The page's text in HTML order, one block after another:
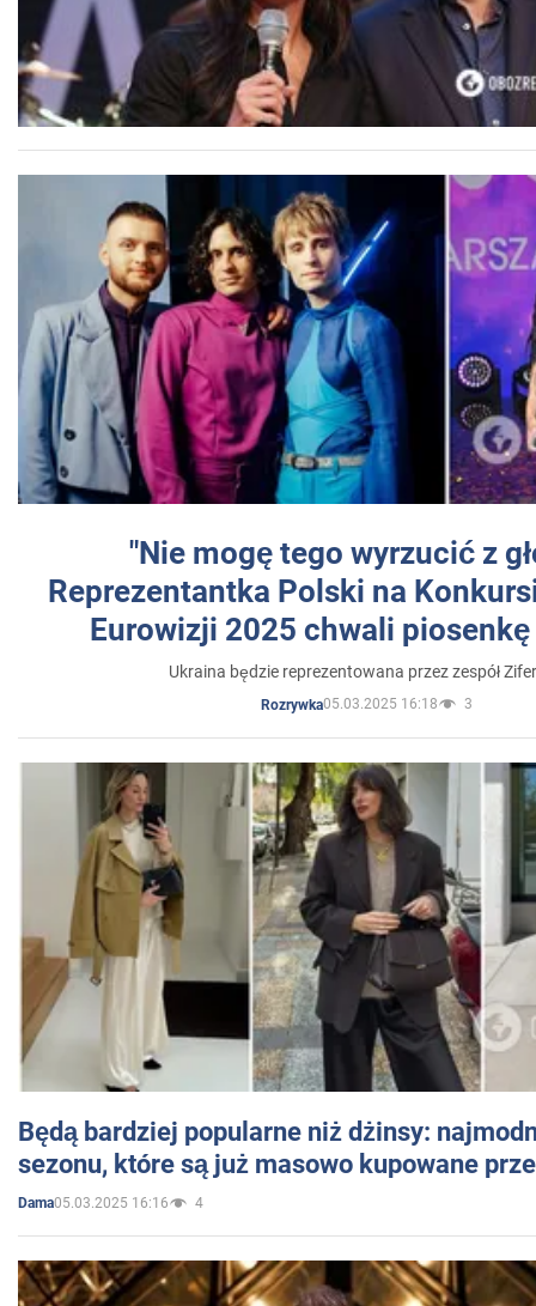
"Nie mogę tego wyrzucić z
Reprezentantka Polski na
Eurowizji 2025 chwali
Ukraina będzie reprezentowana przez zespół
Rozrywka05.03.2025 16:18 3
Będą bardziej popularne niż dżinsy:
sezonu, które są już masowo kupowane
Dama05.03.2025 16:16 4